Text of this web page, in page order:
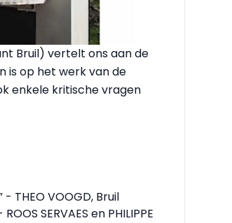
Bruil) vertelt ons aan de
is op het werk van de
enkele kritische vragen
THEO VOOGD, Bruil
SERVAES en PHILIPPE